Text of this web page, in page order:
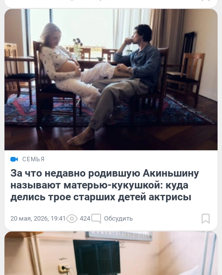
СЕМЬЯ
За что недавно родившую Акиньшину
называют матерью-кукушкой: куда
делись трое старших детей актрисы
20 мая, 2026, 19:41 424 Обсудить